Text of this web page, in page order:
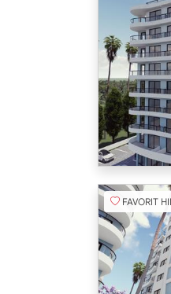
FAVORIT